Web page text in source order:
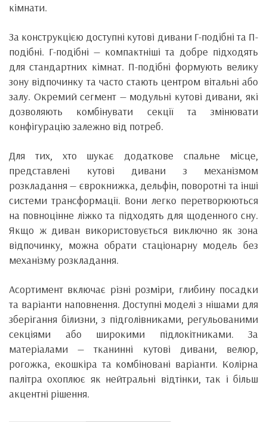
кімнати.
За конструкцією доступні кутові дивани Г-подібні та П-
подібні. Г-подібні — компактніші та добре підходять
для стандартних кімнат. П-подібні формують велику
зону відпочинку та часто стають центром вітальні або
залу. Окремий сегмент — модульні кутові дивани, які
дозволяють комбінувати секції та змінювати
конфігурацію залежно від потреб.
Для тих, хто шукає додаткове спальне місце,
представлені кутові дивани з механізмом
розкладання — єврокнижка, дельфін, поворотні та інші
системи трансформації. Вони легко перетворюються
на повноцінне ліжко та підходять для щоденного сну.
Якщо ж диван використовується виключно як зона
відпочинку, можна обрати стаціонарну модель без
механізму розкладання.
Асортимент включає різні розміри, глибину посадки
та варіанти наповнення. Доступні моделі з нішами для
зберігання білизни, з підголівниками, регульованими
секціями або широкими підлокітниками. За
матеріалами — тканинні кутові дивани, велюр,
рогожка, екошкіра та комбіновані варіанти. Колірна
палітра охоплює як нейтральні відтінки, так і більш
акцентні рішення.